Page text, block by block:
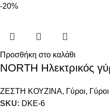
-20%
Προσθήκη στο καλάθι
NORTH Ηλεκτρικός
ΖΕΣΤΗ ΚΟΥΖΙΝΑ, Γύροι, Γύροι
SKU: DKE-6